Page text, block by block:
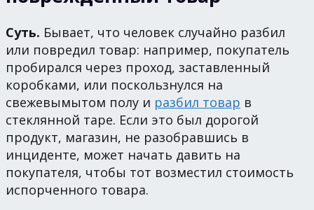
Суть. Бывает, что человек случайно разбил
или повредил товар: например, покупатель
пробирался через проход, заставленный
коробками, или поскользнулся на
свежевымытом полу и разбил товар в
стеклянной таре. Если это был дорогой
продукт, магазин, не разобравшись в
инциденте, может начать давить на
покупателя, чтобы тот возместил стоимость
испорченного товара.